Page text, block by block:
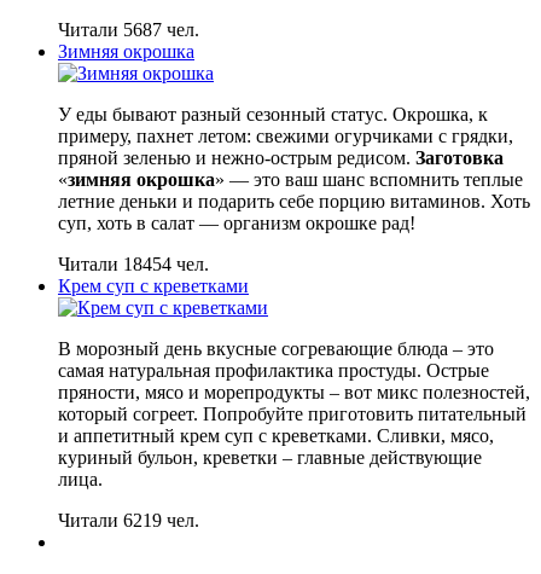
Читали 5687 чел.
Зимняя окрошка
У еды бывают разный сезонный статус. Окрошка, к
примеру, пахнет летом: свежими огурчиками с грядки,
пряной зеленью и нежно-острым редисом. Заготовка
«зимняя окрошка» — это ваш шанс вспомнить теплые
летние деньки и подарить себе порцию витаминов. Хоть
суп, хоть в салат — организм окрошке рад!
Читали 18454 чел.
Крем суп с креветками
В морозный день вкусные согревающие блюда – это
самая натуральная профилактика простуды. Острые
пряности, мясо и морепродукты – вот микс полезностей,
который согреет. Попробуйте приготовить питательный
и аппетитный крем суп с креветками. Сливки, мясо,
куриный бульон, креветки – главные действующие
лица.
Читали 6219 чел.